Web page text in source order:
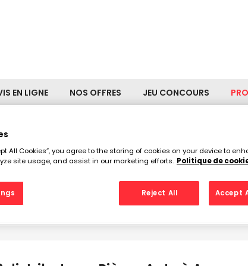
EN LIGNE NOS OFFRES JEU CONCOURS
Pièces Auto à
All Cookies”, you agree to the storing of cookies on your device to
site usage, and assist in our marketing efforts. Politique de
Reject All Accept